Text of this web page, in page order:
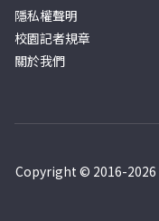
隱私權聲明
校園記者規章
關於我們
Copyright © 2016-2026